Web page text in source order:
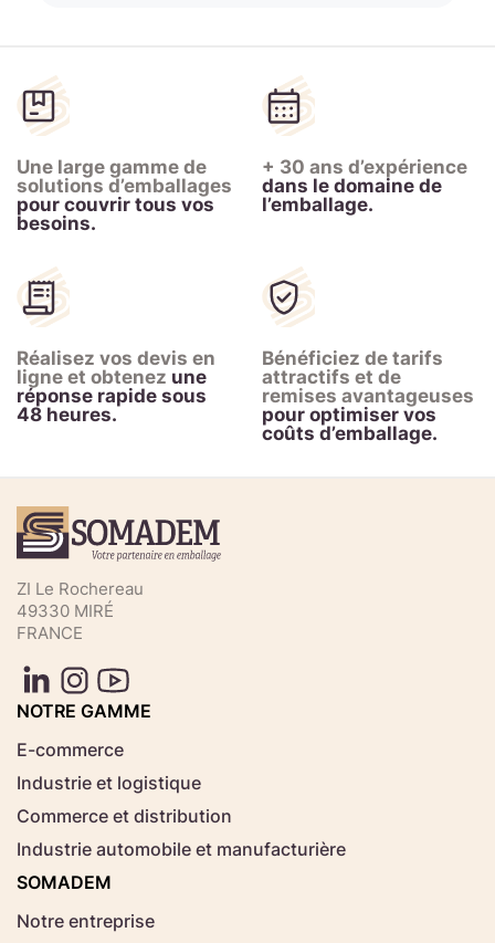
Une large gamme de
solutions d’emballages
pour couvrir tous vos
besoins.
+ 30 ans d’expérience
dans le domaine de
l’emballage.
Réalisez vos devis en
ligne et obtenez une
réponse rapide sous
48 heures.
Bénéficiez de tarifs
attractifs et de
remises avantageuses
pour optimiser vos
coûts d’emballage.
ZI Le Rochereau
49330 MIRÉ
FRANCE
NOTRE GAMME
E-commerce
Industrie et logistique
Commerce et distribution
Industrie automobile et manufacturière
SOMADEM
Notre entreprise